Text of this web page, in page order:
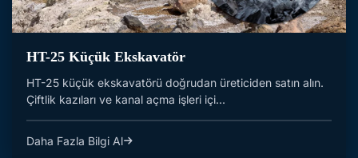
HT-25 Küçük Ekskavatör
HT-25 küçük ekskavatörü doğrudan üreticiden satın alın.
Çiftlik kazıları ve kanal açma işleri içi...
Daha Fazla Bilgi Al